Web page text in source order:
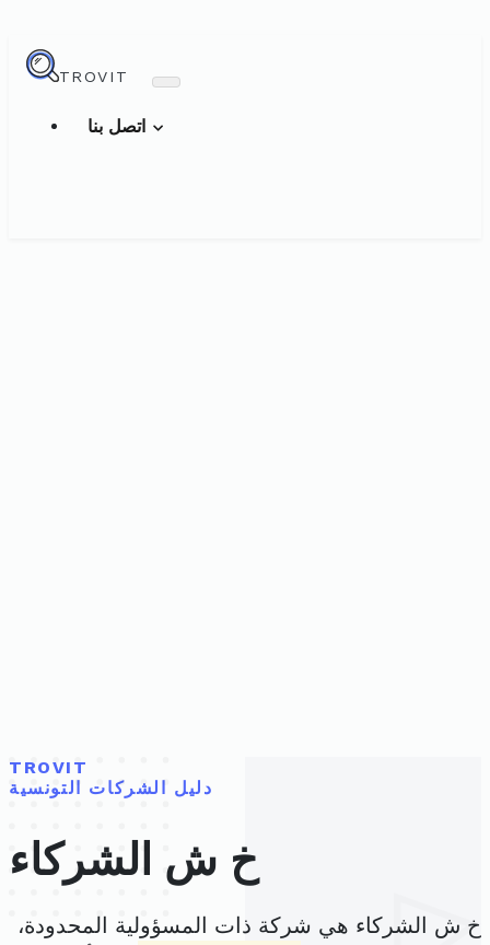
TROVIT
TROVIT
دليل الشركات التونسية
خ ش الشركاء
خ ش الشركاء هي شركة ذات المسؤولية المحدودة،